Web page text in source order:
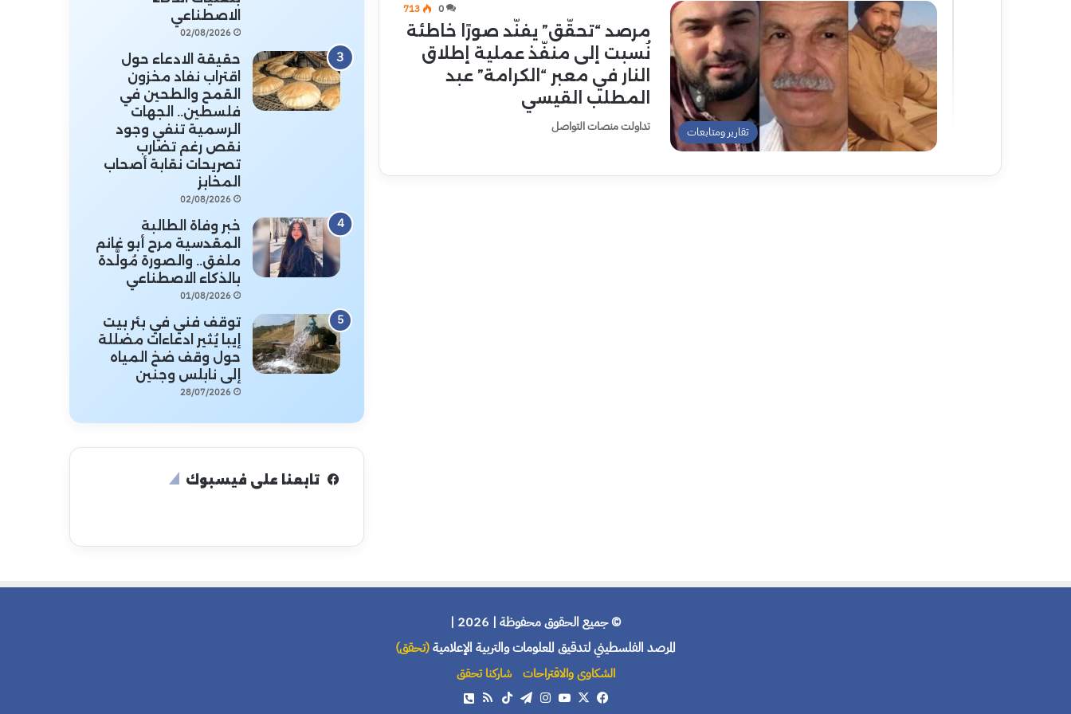
تقارير ومتابعات
0
713
مرصد “تحقّق” يفنّد صورًا خاطئة
نُسبت إلى منفّذ عملية إطلاق
النار في معبر “الكرامة” عبد
المطلب القيسي
تداولت منصات التواصل
الاصطناعي
02/08/2026
حقيقة الادعاء حول
اقتراب نفاد مخزون
القمح والطحين في
فلسطين.. الجهات
الرسمية تنفي وجود
نقص رغم تضارب
تصريحات نقابة أصحاب
المخابز
02/08/2026
خبر وفاة الطالبة
المقدسية مرح أبو غانم
ملفق.. والصورة مُولَّدة
بالذكاء الاصطناعي
01/08/2026
توقف فني في بئر بيت
إيبا يُثير ادعاءات مضللة
حول وقف ضخ المياه
إلى نابلس وجنين
28/07/2026
تابعنا على فيسبوك
© جميع الحقوق محفوظة | 2026 |
المرصد الفلسطيني لتدقيق المعلومات والتربية الإعلامية(تحقق)
الشكاوى والاقتراحات
شاركنا تحقق
فيسبوك
X يوتيوبانستقرامتيلقرام‫TikTokملخص